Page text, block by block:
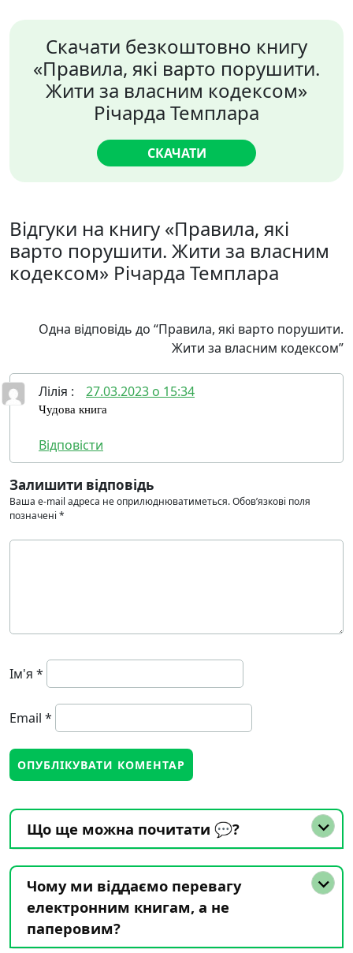
Скачати безкоштовно книгу
«Правила, які варто порушити.
Жити за власним кодексом»
Річарда Темплара
СКАЧАТИ
Відгуки на книгу «Правила, які
варто порушити. Жити за власним
кодексом» Річарда Темплара
Одна відповідь до “Правила, які варто порушити.
Жити за власним кодексом”
Лілія : 27.03.2023 о 15:34
Чудова книга
Відповіcти
Залишити відповідь
Ваша e-mail адреса не оприлюднюватиметься.Обов’язкові поля
позначені *
Ім'я *
Email *
Що ще можна почитати 💬?
Чому ми віддаємо перевагу
електронним книгам, а не
паперовим?